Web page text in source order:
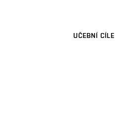
UČEBNÍ CÍLE